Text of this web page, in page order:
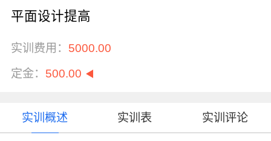
平面设计提高
实训费用： 5000.00
定金： 500.00
实训概述 实训表 实训评论